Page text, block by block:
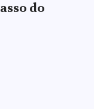
do